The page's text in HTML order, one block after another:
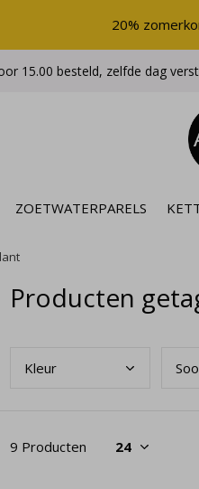
ZOETWATERPARELS
15.00 besteld, zelfde dag
20%
Producten
Kleur
9 Producten